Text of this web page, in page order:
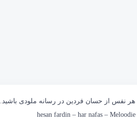
هر نفس از حسان فردین در رسانه ملودی باشید.
hesan fardin – har nafas – Meloodie